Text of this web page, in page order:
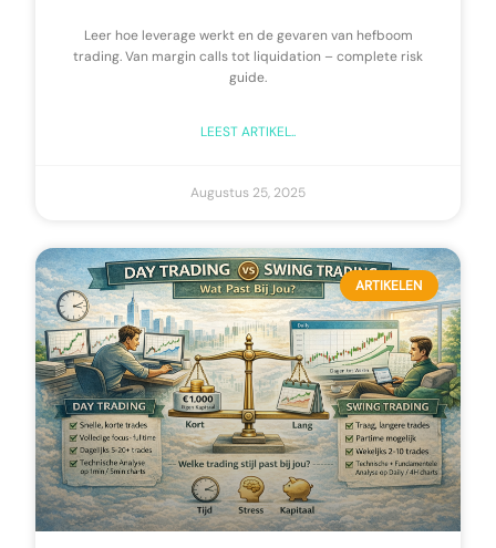
Leer hoe leverage werkt en de gevaren van hefboom
trading. Van margin calls tot liquidation – complete risk
guide.
LEEST ARTIKEL..
Augustus 25, 2025
ARTIKELEN